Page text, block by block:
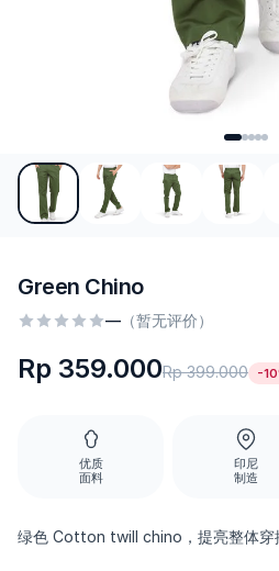
Green Chino
— （暂无评价）
Rp 359.000Rp 399.000 -
优质
面料
印尼
制造
绿色 Cotton twill chino，提亮整体穿